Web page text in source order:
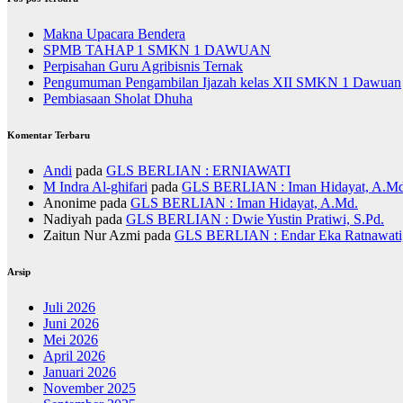
Makna Upacara Bendera
SPMB TAHAP 1 SMKN 1 DAWUAN
Perpisahan Guru Agribisnis Ternak
Pengumuman Pengambilan Ijazah kelas XII SMKN 1 Dawuan
Pembiasaan Sholat Dhuha
Komentar Terbaru
Andi pada GLS BERLIAN : ERNIAWATI
M Indra Al-ghifari pada GLS BERLIAN : Iman Hidayat,
Anonime pada GLS BERLIAN : Iman Hidayat, A.Md.
Nadiyah pada GLS BERLIAN : Dwie Yustin Pratiwi, S.Pd.
Zaitun Nur Azmi pada GLS BERLIAN : Endar Eka
Arsip
Juli 2026
Juni 2026
Mei 2026
April 2026
Januari 2026
November 2025